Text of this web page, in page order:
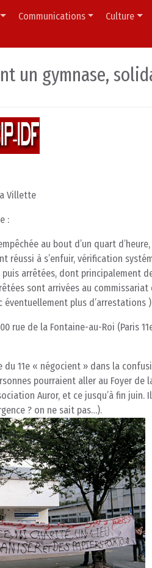
Communications Culture
un gymnase,
Villette
:
au bout d’un quart
réussi à s’enfuir, vérification
arrêtées, dont principalement
sont arrivées au commissariat
plus d’arrestations )
rue de la Fontaine-au-Roi (Paris
11e « négocient » dans la
pourraient aller au Foyer de
Auror, et ce jusqu’à fin juin.
? on ne sait pas…).